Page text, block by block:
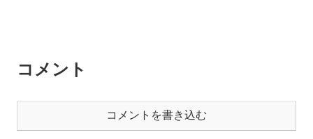
コメント
コメントを書き込む